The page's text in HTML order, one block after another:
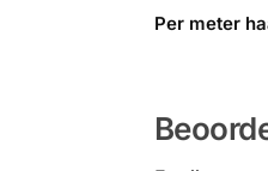
Per meter